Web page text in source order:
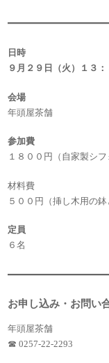
日時
９月２９日（火）１３
会場
年頭屋茶舗
参加費
１８００円（自家製シ
材料費
５００円（挿し木用の鉢
定員
６名
お申し込み・お問い
年頭屋茶舗
☎ 0257-22-2293